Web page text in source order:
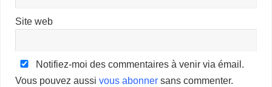
Site web
Notifiez-moi des commentaires à venir via émail.
Vous pouvez aussivous abonner sans commenter.